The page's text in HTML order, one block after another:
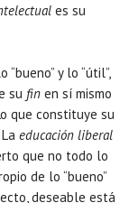
es su
y lo “útil”,
su fin en sí mismo
que constituye su
educación liberal
que no todo lo
de lo “bueno”
deseable está